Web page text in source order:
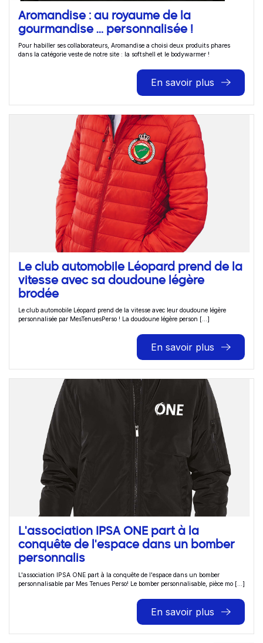
Aromandise : au royaume de la
gourmandise … personnalisée !
Pour habiller ses collaborateurs, Aromandise a choisi deux produits phares
dans la catégorie veste de notre site : la softshell et le bodywarmer !
En savoir plus
Le club automobile Léopard prend de la
vitesse avec sa doudoune légère
brodée
Le club automobile Léopard prend de la vitesse avec leur doudoune légère
personnalisée par MesTenuesPerso ! La doudoune légère person [...]
En savoir plus
L'association IPSA ONE part à la
conquête de l'espace dans un bomber
personnalis
L'association IPSA ONE part à la conquête de l'espace dans un bomber
personnalisable par Mes Tenues Perso! Le bomber personnalisable, pièce mo [...]
En savoir plus